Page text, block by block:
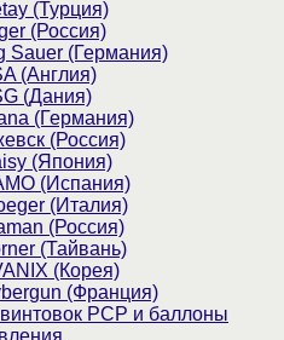
(Турция)
(Россия)
Sauer (Германия)
(Англия)
(Дания)
(Германия)
(Россия)
(Япония)
(Испания)
(Италия)
(Россия)
(Тайвань)
(Корея)
(Франция)
PCP и баллоны